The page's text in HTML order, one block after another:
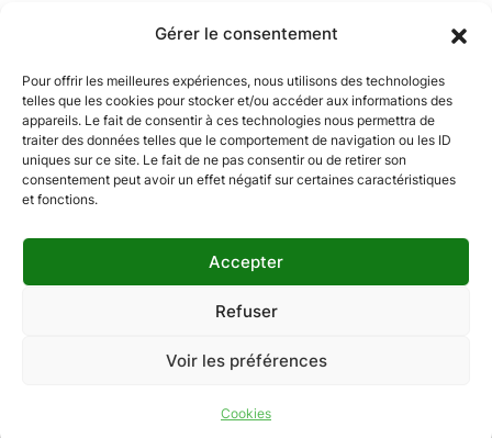
Gérer le consentement
Pour offrir les meilleures expériences, nous utilisons des technologies
telles que les cookies pour stocker et/ou accéder aux informations des
appareils. Le fait de consentir à ces technologies nous permettra de
traiter des données telles que le comportement de navigation ou les ID
uniques sur ce site. Le fait de ne pas consentir ou de retirer son
consentement peut avoir un effet négatif sur certaines caractéristiques
et fonctions.
Accepter
Refuser
Voir les préférences
Cookies
Adhérer
Documentation
Copyright © 2024 MCF. Tous droits réservés
Les photographies sur ce site sont © iStock sauf